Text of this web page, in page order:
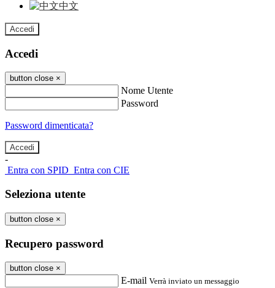
中文
Accedi
Accedi
button close ×
Nome Utente
Password
Password dimenticata?
-
Entra con SPID Entra con CIE
Seleziona utente
button close ×
Recupero password
button close ×
E-mail Verrà inviato un messaggio